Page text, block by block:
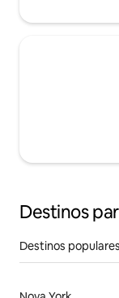
Destinos
Destinos